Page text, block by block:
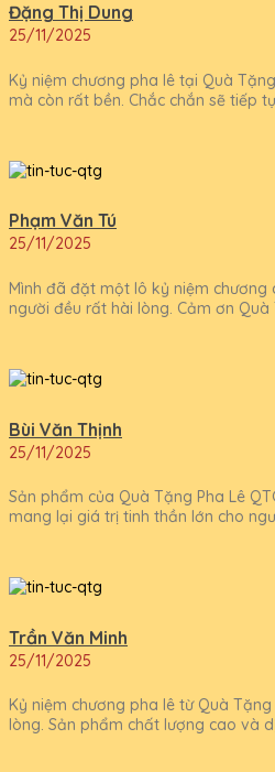
Đặng Thị Dung
25/11/2025
Kỷ niệm chương pha lê tại Quà
mà còn rất bền. Chắc chắn sẽ tiếp
Phạm Văn Tú
25/11/2025
Mình đã đặt một lô kỷ niệm chương
người đều rất hài lòng. Cảm ơn Quà
Bùi Văn Thịnh
25/11/2025
Sản phẩm của Quà Tặng Pha Lê
mang lại giá trị tinh thần lớn cho
Trần Văn Minh
25/11/2025
Kỷ niệm chương pha lê từ Quà
lòng. Sản phẩm chất lượng cao và